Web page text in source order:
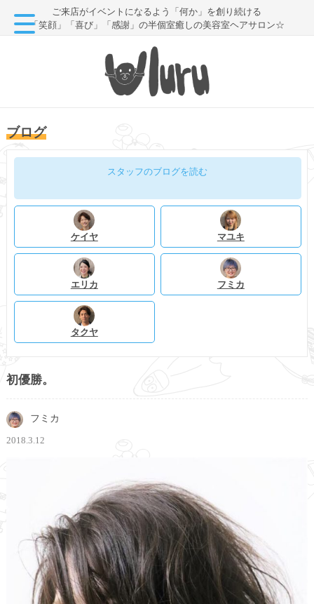
ご来店がイベントになるよう「何か」を創り続ける
「笑顔」「喜び」「感謝」の半個室癒しの美容室ヘアサロン☆
ブログ
スタッフのブログを読む
ケイヤ マユキ
エリカ フミカ
タクヤ
初優勝。
フミカ
2018.3.12